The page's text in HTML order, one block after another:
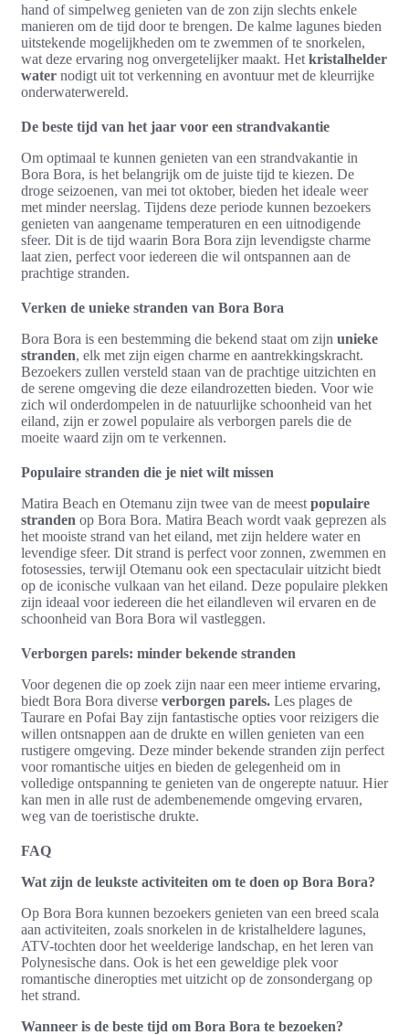
hand of simpelweg genieten van de zon zijn slechts enkele
manieren om de tijd door te brengen. De kalme lagunes bieden
uitstekende mogelijkheden om te zwemmen of te snorkelen,
wat deze ervaring nog onvergetelijker maakt. Het kristalhelder
water nodigt uit tot verkenning en avontuur met de kleurrijke
onderwaterwereld.
De beste tijd van het jaar voor een strandvakantie
Om optimaal te kunnen genieten van een strandvakantie in
Bora Bora, is het belangrijk om de juiste tijd te kiezen. De
droge seizoenen, van mei tot oktober, bieden het ideale weer
met minder neerslag. Tijdens deze periode kunnen bezoekers
genieten van aangename temperaturen en een uitnodigende
sfeer. Dit is de tijd waarin Bora Bora zijn levendigste charme
laat zien, perfect voor iedereen die wil ontspannen aan de
prachtige stranden.
Verken de unieke stranden van Bora Bora
Bora Bora is een bestemming die bekend staat om zijn unieke
stranden, elk met zijn eigen charme en aantrekkingskracht.
Bezoekers zullen versteld staan van de prachtige uitzichten en
de serene omgeving die deze eilandrozetten bieden. Voor wie
zich wil onderdompelen in de natuurlijke schoonheid van het
eiland, zijn er zowel populaire als verborgen parels die de
moeite waard zijn om te verkennen.
Populaire stranden die je niet wilt missen
Matira Beach en Otemanu zijn twee van de meest populaire
stranden op Bora Bora. Matira Beach wordt vaak geprezen als
het mooiste strand van het eiland, met zijn heldere water en
levendige sfeer. Dit strand is perfect voor zonnen, zwemmen en
fotosessies, terwijl Otemanu ook een spectaculair uitzicht biedt
op de iconische vulkaan van het eiland. Deze populaire plekken
zijn ideaal voor iedereen die het eilandleven wil ervaren en de
schoonheid van Bora Bora wil vastleggen.
Verborgen parels: minder bekende stranden
Voor degenen die op zoek zijn naar een meer intieme ervaring,
biedt Bora Bora diverse verborgen parels. Les plages de
Taurare en Pofai Bay zijn fantastische opties voor reizigers die
willen ontsnappen aan de drukte en willen genieten van een
rustigere omgeving. Deze minder bekende stranden zijn perfect
voor romantische uitjes en bieden de gelegenheid om in
volledige ontspanning te genieten van de ongerepte natuur. Hier
kan men in alle rust de adembenemende omgeving ervaren,
weg van de toeristische drukte.
FAQ
Wat zijn de leukste activiteiten om te doen op Bora Bora?
Op Bora Bora kunnen bezoekers genieten van een breed scala
aan activiteiten, zoals snorkelen in de kristalheldere lagunes,
ATV-tochten door het weelderige landschap, en het leren van
Polynesische dans. Ook is het een geweldige plek voor
romantische dineropties met uitzicht op de zonsondergang op
het strand.
Wanneer is de beste tijd om Bora Bora te bezoeken?